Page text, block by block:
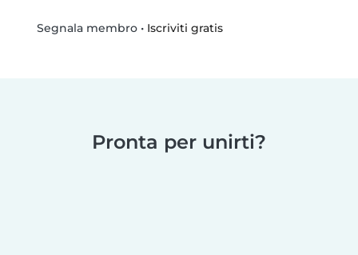
Segnala membro• Iscriviti gratis
Pronta per unirti?